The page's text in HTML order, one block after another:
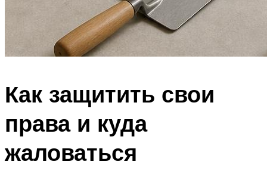
Как защитить свои
права и куда
жаловаться